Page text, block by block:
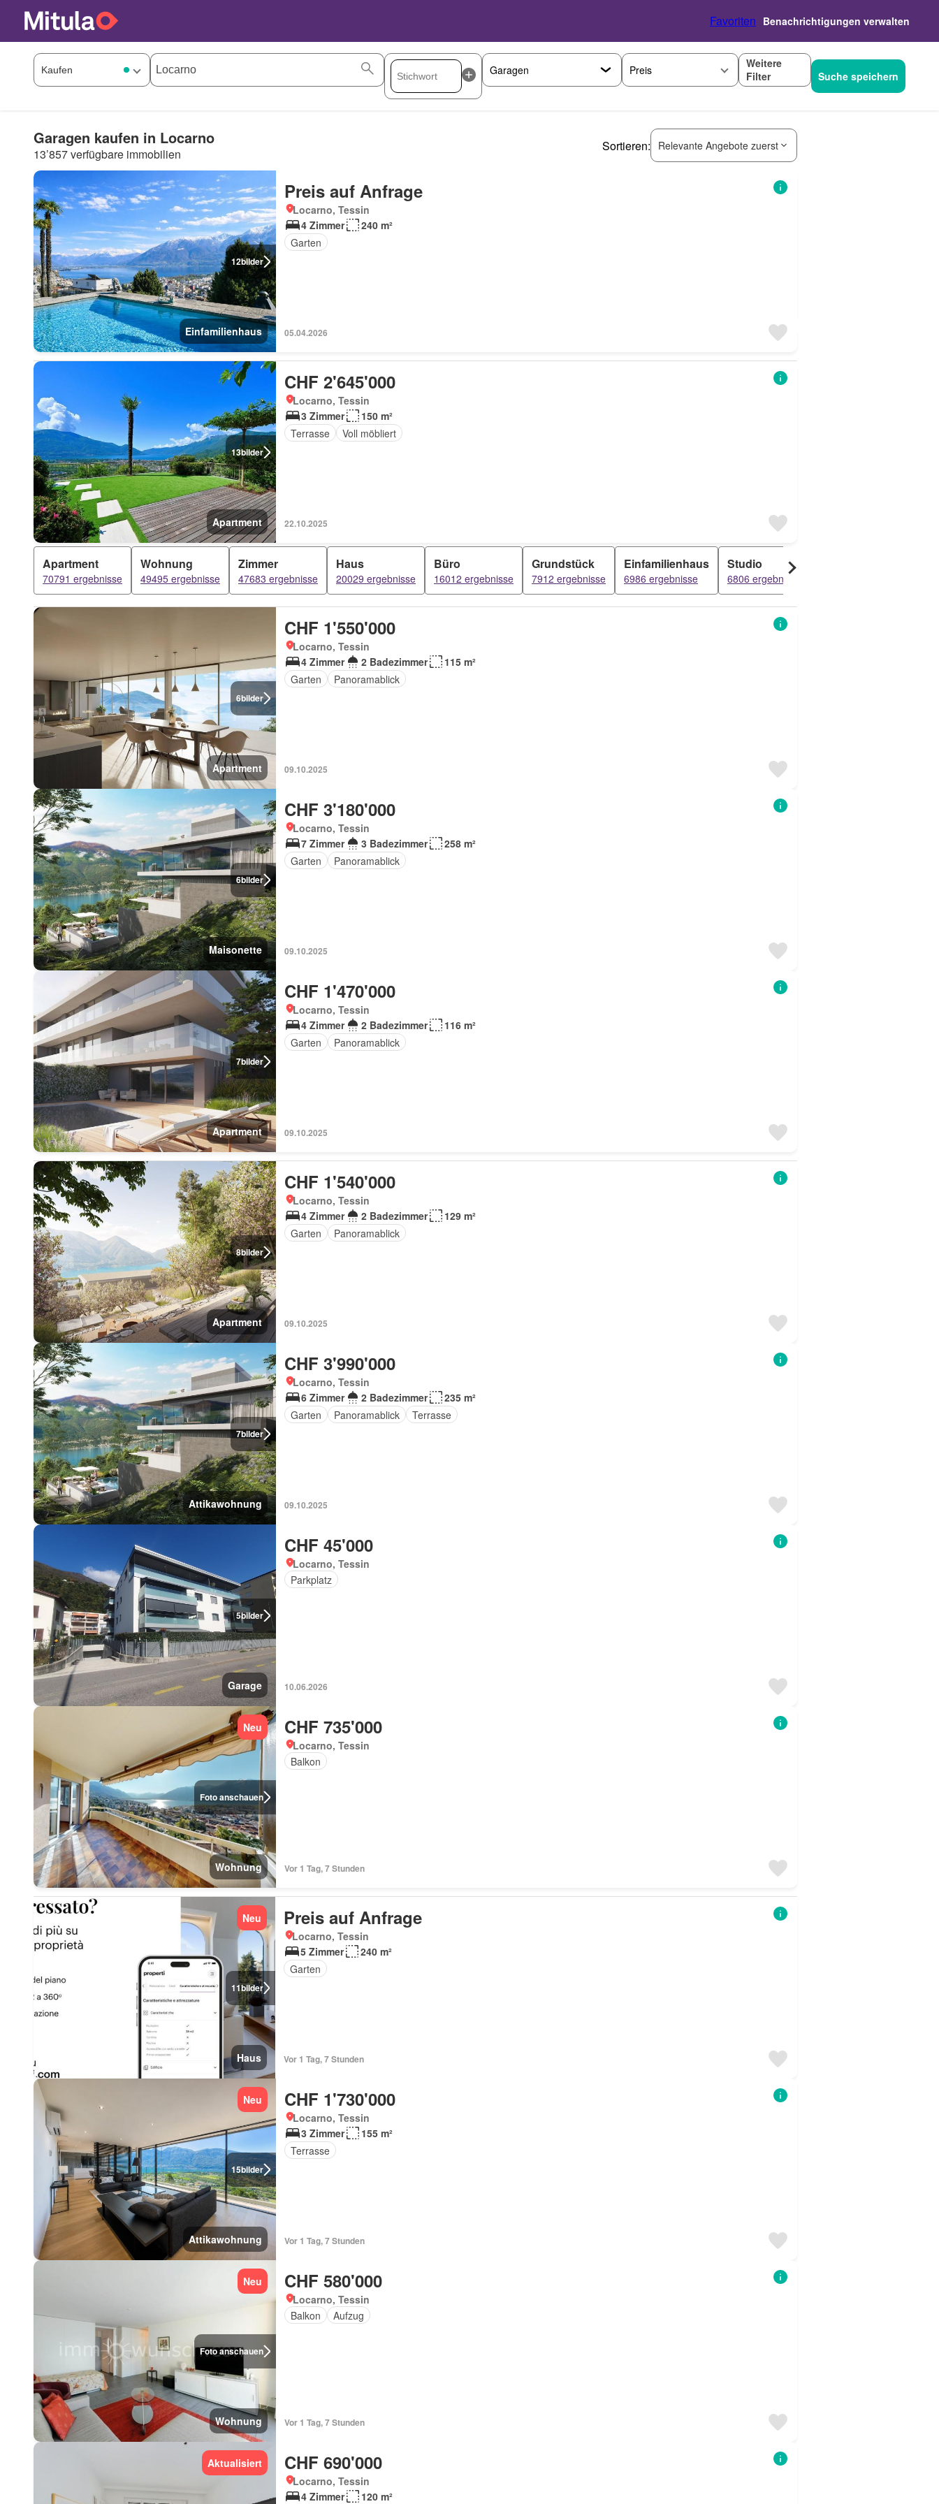
Favoriten Benachrichtigungen verwalten
Preis
Weitere
Filter
Suche speichern
Garagen kaufen in Locarno
13’857 verfügbare immobilien
Sortieren: Relevante Angebote zuerst
12bilder
Einfamilienhaus
Preis auf Anfrage
Locarno, Tessin
4 Zimmer
240 m²
Garten
05.04.2026
13bilder
Apartment
CHF 2'645'000
Locarno, Tessin
3 Zimmer
150 m²
Terrasse
Voll möbliert
22.10.2025
Apartment
70791 ergebnisse
Wohnung
49495 ergebnisse
Zimmer
47683 ergebnisse
Haus
20029 ergebnisse
Büro
16012 ergebnisse
Grundstück
7912 ergebnisse
Einfamilienhaus
6986 ergebnisse
Studio
6806 ergebnisse
6bilder
Apartment
CHF 1'550'000
Locarno, Tessin
4 Zimmer
2 Badezimmer
115 m²
Garten
Panoramablick
09.10.2025
6bilder
Maisonette
CHF 3'180'000
Locarno, Tessin
7 Zimmer
3 Badezimmer
258 m²
Garten
Panoramablick
09.10.2025
7bilder
Apartment
CHF 1'470'000
Locarno, Tessin
4 Zimmer
2 Badezimmer
116 m²
Garten
Panoramablick
09.10.2025
8bilder
Apartment
CHF 1'540'000
Locarno, Tessin
4 Zimmer
2 Badezimmer
129 m²
Garten
Panoramablick
09.10.2025
7bilder
Attikawohnung
CHF 3'990'000
Locarno, Tessin
6 Zimmer
2 Badezimmer
235 m²
Garten
Panoramablick Terrasse
09.10.2025
5bilder
Garage
CHF 45'000
Locarno, Tessin
Parkplatz
10.06.2026
Foto anschauen
Neu
Wohnung
CHF 735'000
Locarno, Tessin
Balkon
Vor 1 Tag, 7 Stunden
11bilder
Neu
Haus
Preis auf Anfrage
Locarno, Tessin
5 Zimmer
240 m²
Garten
Vor 1 Tag, 7 Stunden
15bilder
Neu
Attikawohnung
CHF 1'730'000
Locarno, Tessin
3 Zimmer
155 m²
Terrasse
Vor 1 Tag, 7 Stunden
Foto anschauen
Neu
Wohnung
CHF 580'000
Locarno, Tessin
Balkon
Aufzug
Vor 1 Tag, 7 Stunden
Aktualisiert CHF 690'000
Locarno, Tessin
4 Zimmer
120 m²